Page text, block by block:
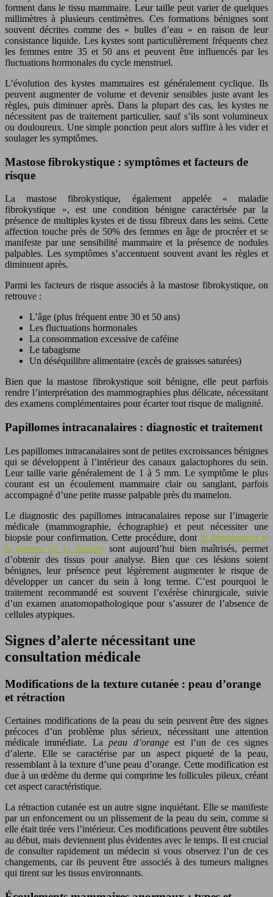
forment dans le tissu mammaire. Leur taille peut varier de quelques
millimètres à plusieurs centimètres. Ces formations bénignes sont
souvent décrites comme des « bulles d’eau » en raison de leur
consistance liquide. Les kystes sont particulièrement fréquents chez
les femmes entre 35 et 50 ans et peuvent être influencés par les
fluctuations hormonales du cycle menstruel.
L’évolution des kystes mammaires est généralement cyclique. Ils
peuvent augmenter de volume et devenir sensibles juste avant les
règles, puis diminuer après. Dans la plupart des cas, les kystes ne
nécessitent pas de traitement particulier, sauf s’ils sont volumineux
ou douloureux. Une simple ponction peut alors suffire à les vider et
soulager les symptômes.
Mastose fibrokystique : symptômes et facteurs de
risque
La mastose fibrokystique, également appelée « maladie
fibrokystique », est une condition bénigne caractérisée par la
présence de multiples kystes et de tissu fibreux dans les seins. Cette
affection touche près de 50% des femmes en âge de procréer et se
manifeste par une sensibilité mammaire et la présence de nodules
palpables. Les symptômes s’accentuent souvent avant les règles et
diminuent après.
Parmi les facteurs de risque associés à la mastose fibrokystique, on
retrouve :
L’âge (plus fréquent entre 30 et 50 ans)
Les fluctuations hormonales
La consommation excessive de caféine
Le tabagisme
Un déséquilibre alimentaire (excès de graisses saturées)
Bien que la mastose fibrokystique soit bénigne, elle peut parfois
rendre l’interprétation des mammographies plus délicate, nécessitant
des examens complémentaires pour écarter tout risque de malignité.
Papillomes intracanalaires : diagnostic et traitement
Les papillomes intracanalaires sont de petites excroissances bénignes
qui se développent à l’intérieur des canaux galactophores du sein.
Leur taille varie généralement de 1 à 5 mm. Le symptôme le plus
courant est un écoulement mammaire clair ou sanglant, parfois
accompagné d’une petite masse palpable près du mamelon.
Le diagnostic des papillomes intracanalaires repose sur l’imagerie
médicale (mammographie, échographie) et peut nécessiter une
biopsie pour confirmation. Cette procédure, dont le déroulement et
la gestion de la douleursont aujourd’hui bien maîtrisés, permet
d’obtenir des tissus pour analyse. Bien que ces lésions soient
bénignes, leur présence peut légèrement augmenter le risque de
développer un cancer du sein à long terme. C’est pourquoi le
traitement recommandé est souvent l’exérèse chirurgicale, suivie
d’un examen anatomopathologique pour s’assurer de l’absence de
cellules atypiques.
Signes d’alerte nécessitant une
consultation médicale
Modifications de la texture cutanée : peau d’orange
et rétraction
Certaines modifications de la peau du sein peuvent être des signes
précoces d’un problème plus sérieux, nécessitant une attention
médicale immédiate. Lapeau d’orangeest l’un de ces signes
d’alerte. Elle se caractérise par un aspect piqueté de la peau,
ressemblant à la texture d’une peau d’orange. Cette modification est
due à un œdème du derme qui comprime les follicules pileux, créant
cet aspect caractéristique.
La rétraction cutanée est un autre signe inquiétant. Elle se manifeste
par un enfoncement ou un plissement de la peau du sein, comme si
elle était tirée vers l’intérieur. Ces modifications peuvent être subtiles
au début, mais deviennent plus évidentes avec le temps. Il est crucial
de consulter rapidement un médecin si vous observez l’un de ces
changements, car ils peuvent être associés à des tumeurs malignes
qui tirent sur les tissus environnants.